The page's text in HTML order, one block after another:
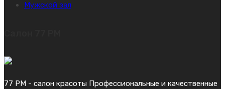
Мужской зал
77 PM - салон красоты Профессиональные и качественные